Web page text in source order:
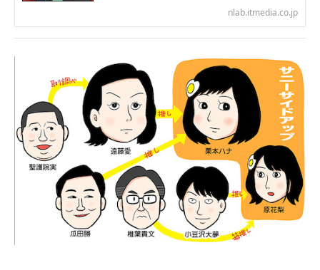
nlab.itmedia.co.jp